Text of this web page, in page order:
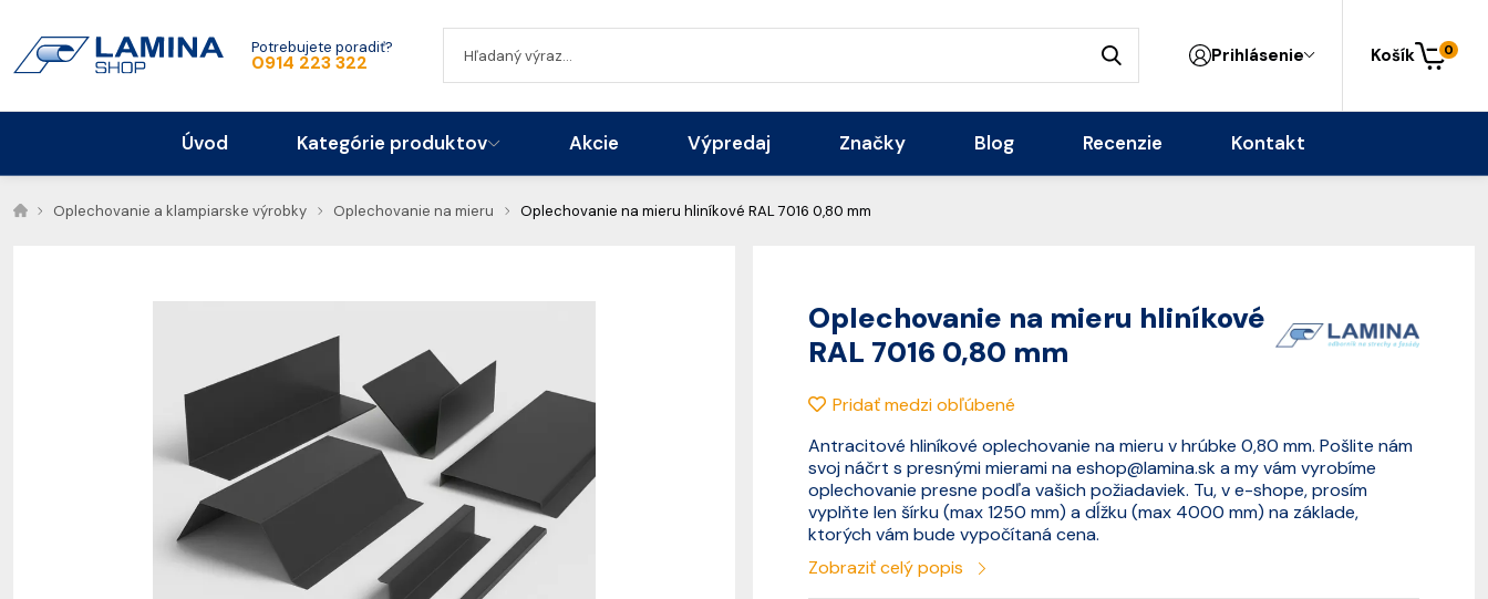
Potrebujete poradiť?
0914 223 322 Prihlásenie Košík 0
Úvod Kategórie produktov Akcie Výpredaj Značky Blog Recenzie Kontakt
Oplechovanie a klampiarske výrobky Oplechovanie na mieru Oplechovanie na mieru hliníkové RAL 7016 0,80 mm
Oplechovanie na mieru hliníkové
RAL 7016 0,80 mm
Pridať medzi obľúbené
Antracitové hliníkové oplechovanie na mieru v hrúbke 0,80 mm. Pošlite nám
svoj náčrt s presnými mierami naeshop@lamina.ska my vám vyrobíme
oplechovanie presne podľa vašich požiadaviek. Tu, v e-shope, prosím
vyplňte len šírku (max 1250 mm) a dĺžku (max 4000 mm) na základe,
ktorých vám bude vypočítaná cena.
Zobraziť celý popis